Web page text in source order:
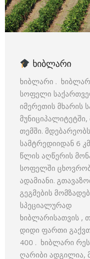
ᲮᲘᲑᲚᲐᲠᲘ
ხიბლარი .
სოფელი
იმერეთის მხარის
თემში. მდებარეობს
სამტრედიიდან 6
წლის აღწერის
სოფელში
ადამიანი.
გეგმების
სპეციალურად
ხიბლარისათვის ,
დიდი ფართი
400 . ხიბლარი
ღარიბი ადგილია,